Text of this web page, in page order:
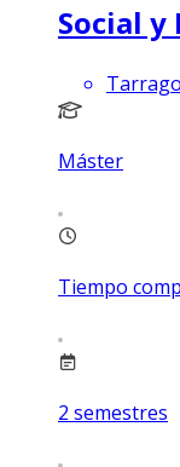
Social y
Máster
Tiempo
2 semestres